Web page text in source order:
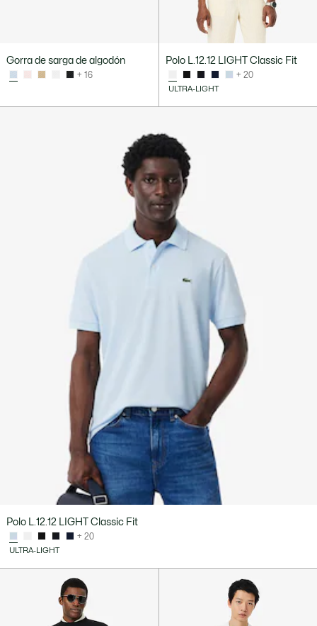
Gorra de sarga de algodón
+ 16
Polo L.12.12 LIGHT Classic Fit
+ 20
ULTRA-LIGHT
Polo L.12.12 LIGHT Classic Fit
+ 20
ULTRA-LIGHT